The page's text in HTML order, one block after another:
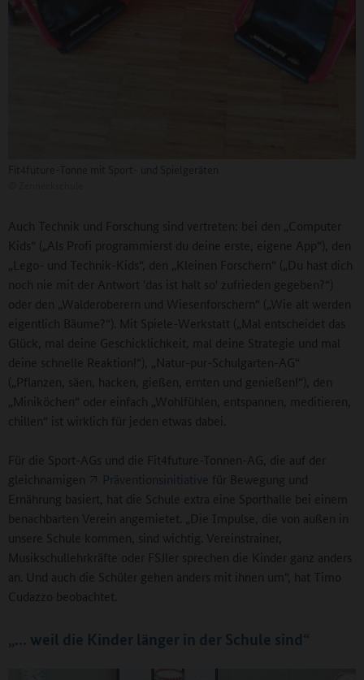
Auch Technik und Forschung sind vertreten: bei den „Computer
Kids“ („Als Profi programmierst du deine erste, eigene App“), den
„Lego- und Technik-Kids“, den „Kleinen Forschern“ („Du hast dich
noch nie mit der Antwort 'das ist halt so' zufrieden gegeben?“)
oder den „Walderoberern und Wiesenforschern“ („Wie alt werden
eigentlich Bäume?“). Mit Spiele-Werkstatt („Mal entscheidet das
Glück, mal deine Geschicklichkeit, mal deine Strategie und mal
deine schnelle Reaktion!“), „Natur-pur-Schulgarten-AG“
(„Pflanzen, säen, hacken, gießen, ernten und genießen!“), den
„Miniköchen“ oder einfach „Wohlfühlen, entspannen, meditieren,
chillen“ ist wirklich für jeden etwas dabei.
Für die Sport-AGs und die Fit4future-Tonnen-AG, die auf der
gleichnamigen
Präventionsinitiative für Bewegung und
Ernährung basiert, hat die Schule extra eine Sporthalle bei einem
benachbarten Verein angemietet. „Die Impulse, die von außen in
unsere Schule kommen, sind wichtig. Vereinstrainer,
Musikschullehrkräfte oder FSJler sprechen die Kinder ganz anders
an. Und auch die Schüler gehen anders mit ihnen um“, hat Timo
Cudazzo beobachtet.
„... weil die Kinder länger in der Schule sind“